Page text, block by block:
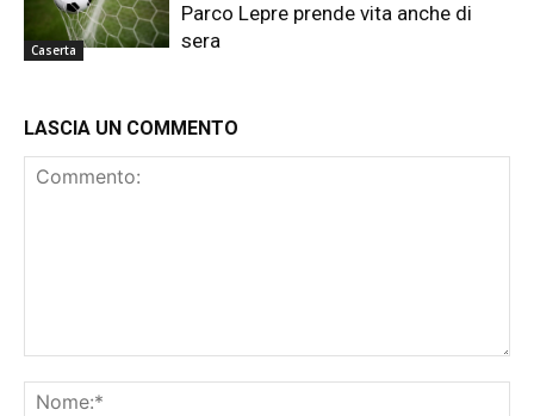
Caserta
Parco Lepre prende vita anche di
sera
LASCIA UN COMMENTO